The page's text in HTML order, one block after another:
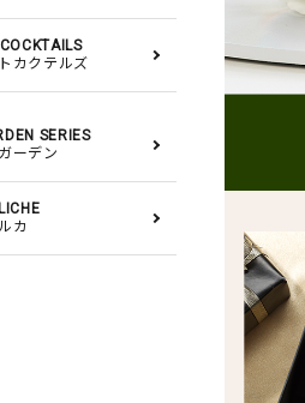
カクテルズ
SERIES
ーデン
カ